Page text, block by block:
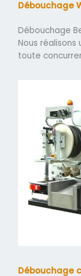
Débouchage
Débouchage
Nous
toute
Débouchage